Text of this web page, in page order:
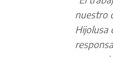
nuestro
Hijolusa